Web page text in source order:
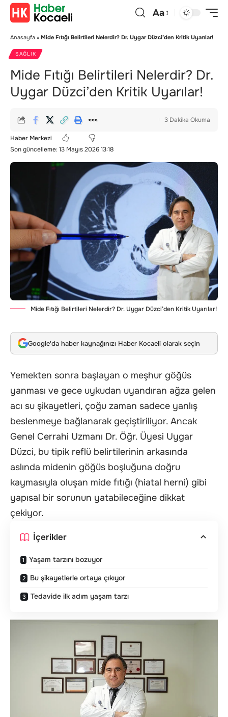
Aa
Anasayfa » Mide Fıtığı Belirtileri Nelerdir? Dr. Uygar Düzci’den Kritik Uyarılar!
SAĞLIK
Mide Fıtığı Belirtileri Nelerdir? Dr.
Uygar Düzci’den Kritik Uyarılar!
Son güncelleme: 13 Mayıs 2026 13:18
Haber Merkezi
3 Dakika Okuma
Mide Fıtığı Belirtileri Nelerdir? Dr. Uygar Düzci’den Kritik Uyarılar!
Google'da haber kaynağınızı Haber Kocaeli olarak seçin
Yemekten sonra başlayan o meşhur göğüs
yanması ve gece uykudan uyandıran ağza gelen
acı su şikayetleri, çoğu zaman sadece yanlış
beslenmeye bağlanarak geçiştiriliyor. Ancak
Genel Cerrahi Uzmanı Dr. Öğr. Üyesi Uygar
Düzci, bu tipik reflü belirtilerinin arkasında
aslında midenin göğüs boşluğuna doğru
kaymasıyla oluşan mide fıtığı (hiatal herni) gibi
yapısal bir sorunun yatabileceğine dikkat
çekiyor.
İçerikler
Yaşam tarzını bozuyor
Bu şikayetlerle ortaya çıkıyor
Tedavide ilk adım yaşam tarzı